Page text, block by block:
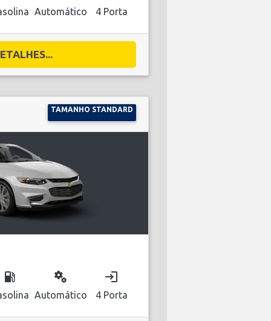
Automático 4 Porta
TAMANHO STANDARD
local_gas_station miscellaneous_services
Automático
login
4 Porta